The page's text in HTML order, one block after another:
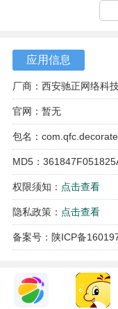
司，减少选择的困扰
应用信息
厂商：西安驰正网络科
官网：暂无
包名：com.qfc.decorate
MD5：
权限须知： 点击查看
隐私政策： 点击查看
备案号：陕ICP备